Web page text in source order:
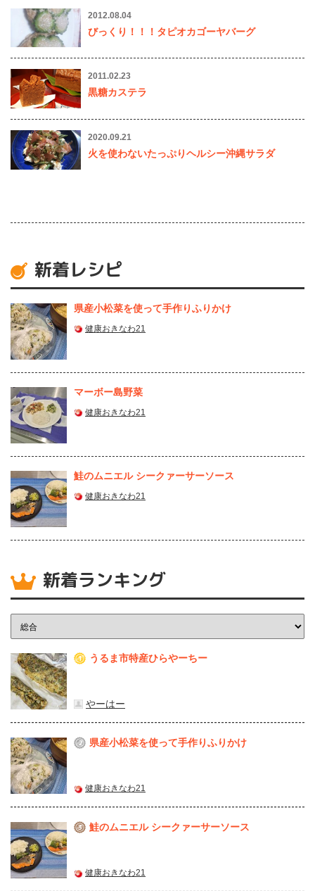
2012.08.04
びっくり！！！タピオカゴーヤバーグ
2011.02.23
黒糖カステラ
2020.09.21
火を使わないたっぷりヘルシー沖縄サラダ
新着レシピ
県産⼩松菜を使って⼿作りふりかけ
健康おきなわ21
マーボー島野菜
健康おきなわ21
鮭のムニエル シークァーサーソース
健康おきなわ21
新着ランキング
1 うるま市特産ひらやーちー
やーはー
2 県産⼩松菜を使って⼿作りふりかけ
健康おきなわ21
3 鮭のムニエル シークァーサーソース
健康おきなわ21